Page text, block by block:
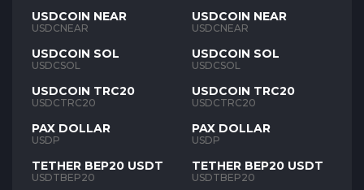
USDCOIN NEAR
USDCNEAR
USDCOIN SOL
USDCSOL
USDCOIN TRC20
USDCTRC20
PAX DOLLAR
USDP
TETHER BEP20 USDT
USDTBEP20
USDCOIN NEAR
USDCNEAR
USDCOIN SOL
USDCSOL
USDCOIN TRC20
USDCTRC20
PAX DOLLAR
USDP
TETHER BEP20 USDT
USDTBEP20